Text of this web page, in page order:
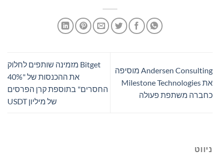
Andersen Consulting מוסיפה
את Milestone Technologies
כחברה משתפת פעולה
Bitget מזמינה שותפים לחלוק
את ההכנסות של "40%
החסרים" בתוספת קרן הפרסים
של מיליון USDT
ניווט